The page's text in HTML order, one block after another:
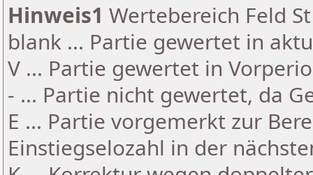
Hinweis1 Wertebereich Feld
blank ... Partie gewertet in
V ... Partie gewertet in
- ... Partie nicht gewertet, da
E ... Partie vorgemerkt zur
Einstiegselozahl in der